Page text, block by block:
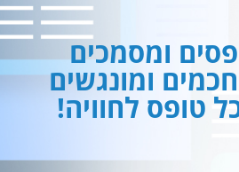
ומסמכים
ומונגשים
טופס לחוויה!